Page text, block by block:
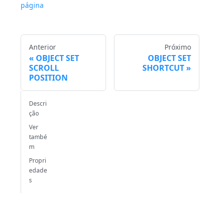
página
Anterior
OBJECT SET
SCROLL
POSITION
Próximo
OBJECT SET
SHORTCUT
Descri
ção
Ver
també
m
Propri
edade
s